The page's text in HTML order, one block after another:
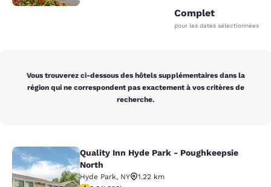
Complet
pour les dates sélectionnées
Vous trouverez ci-dessous des hôtels supplémentaires dans la
région qui ne correspondent pas exactement à vos critères de
recherche.
Quality Inn Hyde Park -
Quality Inn Hyde Park - Poughkeepsie
North
Hyde Park, NY
1.22 km